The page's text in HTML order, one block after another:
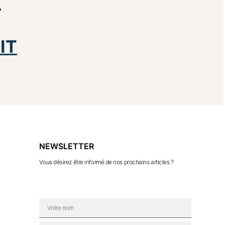
NEWSLETTER
Vous désirez être informé de nos prochains articles ?